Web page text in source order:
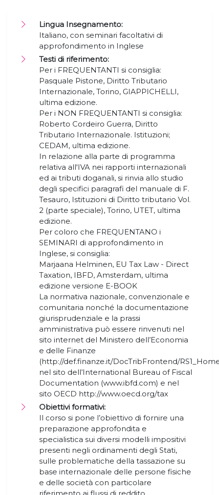
Lingua Insegnamento:
Italiano, con seminari facoltativi di
approfondimento in Inglese
Testi di riferimento:
Per i FREQUENTANTI si consiglia:
Pasquale Pistone, Diritto Tributario
Internazionale, Torino, GIAPPICHELLI,
ultima edizione.
Per i NON FREQUENTANTI si consiglia:
Roberto Cordeiro Guerra, Diritto
Tributario Internazionale. Istituzioni;
CEDAM, ultima edizione.
In relazione alla parte di programma
relativa all'IVA nei rapporti internazionali
ed ai tributi doganali, si rinvia allo studio
degli specifici paragrafi del manuale di F.
Tesauro, Istituzioni di Diritto tributario Vol.
2 (parte speciale), Torino, UTET, ultima
edizione.
Per coloro che FREQUENTANO i
SEMINARI di approfondimento in
Inglese, si consiglia:
Marjaana Helminen, EU Tax Law - Direct
Taxation, IBFD, Amsterdam, ultima
edizione versione E-BOOK
La normativa nazionale, convenzionale e
comunitaria nonché la documentazione
giurisprudenziale e la prassi
amministrativa può essere rinvenuti nel
sito internet del Ministero dell’Economia
e delle Finanze
(http://def.finanze.it/DocTribFrontend/
nel sito dell’International Bureau of Fiscal
Documentation (www.ibfd.com) e nel
sito OECD http://www.oecd.org/tax
Obiettivi formativi:
Il corso si pone l’obiettivo di fornire una
preparazione approfondita e
specialistica sui diversi modelli impositivi
presenti negli ordinamenti degli Stati,
sulle problematiche della tassazione su
base internazionale delle persone fisiche
e delle società con particolare